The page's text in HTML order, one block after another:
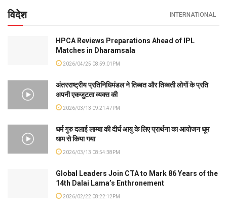
विदेश INTERNATIONAL
HPCA Reviews Preparations Ahead of IPL
Matches in Dharamsala
2026/04/25 08:59:01PM
अंतरराष्ट्रीय प्रतिनिधिमंडल ने तिब्बत और तिब्बती लोगों के प्रति
अपनी एकजुटता व्यक्त की
2026/03/13 09:21:47PM
धर्म गुरु दलाई लाम्बा की दीर्घ आयु के लिए प्रार्थना का आयोजन धूम
धाम से किया गया
2026/03/13 08:54:38PM
Global Leaders Join CTA to Mark 86 Years of the
14th Dalai Lama’s Enthronement
2026/02/22 08:22:12PM